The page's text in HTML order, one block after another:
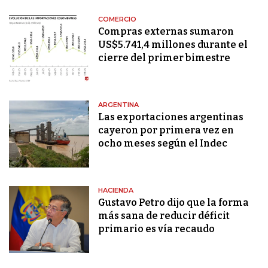
COMERCIO
Compras externas sumaron
US$5.741,4 millones durante el
cierre del primer bimestre
ARGENTINA
Las exportaciones argentinas
cayeron por primera vez en
ocho meses según el Indec
HACIENDA
Gustavo Petro dijo que la forma
más sana de reducir déficit
primario es vía recaudo